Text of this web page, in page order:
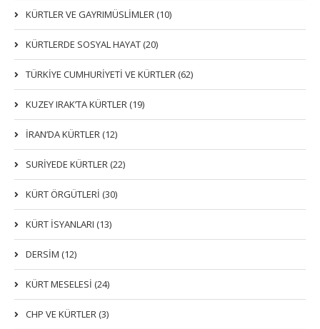
KÜRTLER VE GAYRIMÜSLIMLER (10)
KÜRTLERDE SOSYAL HAYAT (20)
TÜRKİYE CUMHURİYETİ VE KÜRTLER (62)
KUZEY IRAK’TA KÜRTLER (19)
İRAN’DA KÜRTLER (12)
SURİYEDE KÜRTLER (22)
KÜRT ÖRGÜTLERİ (30)
KÜRT İSYANLARI (13)
DERSIM (12)
KÜRT MESELESİ (24)
CHP VE KÜRTLER (3)